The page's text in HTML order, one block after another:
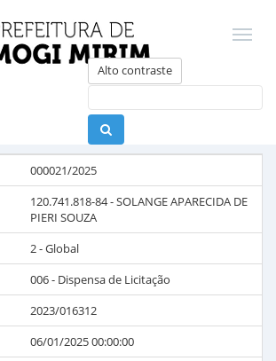
Alto contraste
000021/2025
120.741.818-84-SOLANGE APARECIDA DE
PIERI SOUZA
2 - Global
006 - Dispensa de Licitação
2023/016312
06/01/2025 00:00:00